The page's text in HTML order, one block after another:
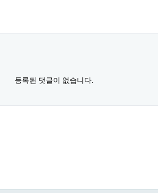
등록된 댓글이 없습니다.